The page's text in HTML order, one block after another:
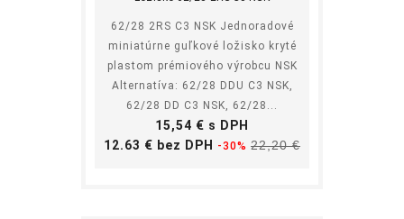
62/28 2RS C3 NSK Jednoradové
miniatúrne guľkové ložisko kryté
plastom prémiového výrobcu NSK
Alternatíva: 62/28 DDU C3 NSK,
62/28 DD C3 NSK, 62/28...
Cena
15,54 € s DPH
12.63 € bez DPH Základná
-30% 22,20 €Cena